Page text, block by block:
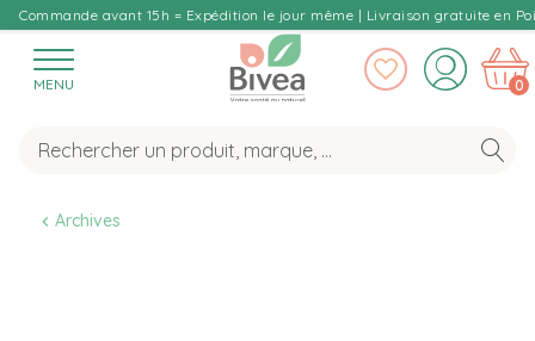
Commande avant 15h = Expédition le jour même | Livraison gratuite en
MENU 0
Archives